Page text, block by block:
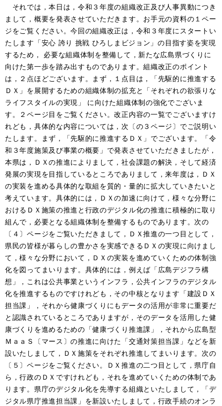
それでは，本日は，令和３年度の組織改正及び人事異動につき
まして，概要を発表させていただきます。お手元の資料の１ペー
ジをご覧ください。今回の組織改正は，令和３年度にスタートい
たします「安心 誇り 挑戦 ひろしまビジョン」の目指す姿を実現
するため， 必要な組織体制を整備して，新たな広島県づくりに
向けた第一歩を踏み出すものであります。組織改正のポイント
は，２点ほどございます。まず，１点目は，「先駆的に推進する
ＤＸ」を展開するための組織体制の拡充と「それぞれの欲張りな
ライフスタイルの実現」 に向けた組織体制の強化でございま
す。２ページ目をご覧ください。改正内容の一覧でございますけ
れども，具体的な内容については，次〔の３ページ〕でご説明い
たします。まず，「先駆的に推進するＤＸ」でございます。「令
和３年度施策及び事業の概要」で発表させていただきましたが，
本県は，ＤＸの推進によりまして，社会課題の解決，そして経済
発展の実現を目指しているところでありまして，来年度は，ＤＸ
の実装を進める具体的な取組を質的・量的に拡大していきたいと
考えています。具体的には，ＤＸの加速に向けて，様々な分野に
おけるＤＸ施策の推進と行政のデジタル化の推進に積極的に取り
組んで，必要となる組織体制を整備するものであります。次の
〔４〕ページをご覧いただきまして，ＤＸ推進の一つ目として，
県民の皆様が暮らしの豊かさを実感できるＤＸの実現に向けまし
て，様々な分野において，ＤＸの実装を進めていくための体制強
化を図ってまいります。具体的には，例えば「広島デジフラ構
想」，これは公共事業というインフラ，公共インフラのデジタル
化を推進するものですけれども，その中核となります「建設ＤＸ
担当課」，それから健康づくりにもデータの活用が非常に重要だ
と認識されているところでありますが，そのデータを活用した健
康づくりを進めるための「健康づくり推進課」，それから広島型
ＭａａＳ〔マース〕の推進に向けた「交通対策担当課」などを新
設いたしまして，ＤＸ施策をそれぞれ推進してまいります。次の
〔５〕ページをご覧ください。ＤＸ推進の二つ目として，県庁自
ら，行政のＤＸですけれども，それを進めていくための体制であ
ります。県庁のデジタル化を先導する組織といたしまして，「デ
ジタル県庁推進担当課」を新設いたしまして，行政手続のオンラ